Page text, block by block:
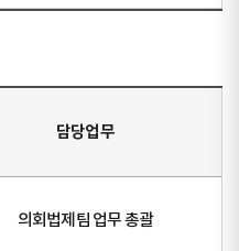
담당업무
의회법제팀 업무 총괄